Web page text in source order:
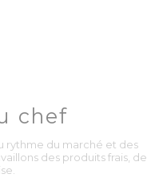
chef
rythme du marché et des
des produits frais, de